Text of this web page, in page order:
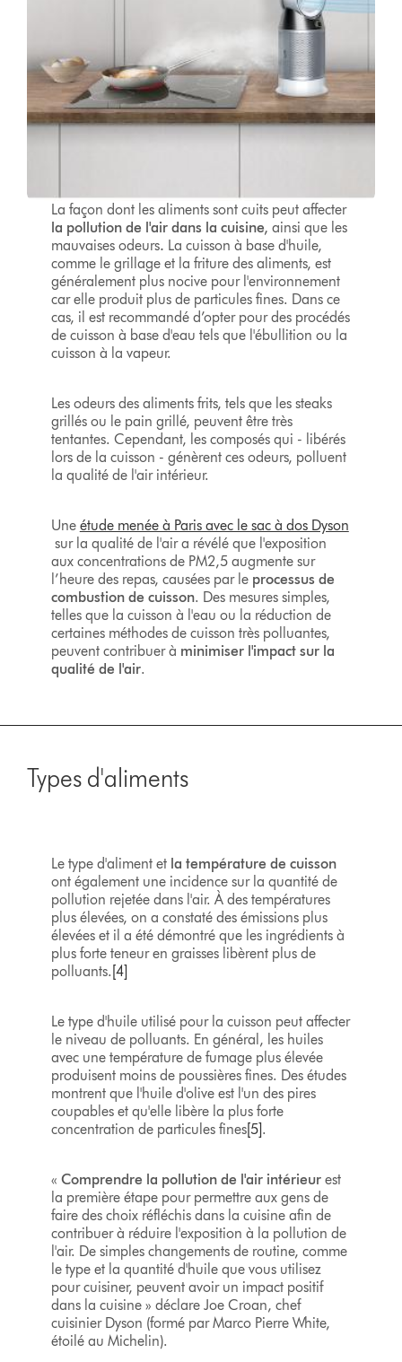
La façon dont les aliments sont cuits peut affecter
la pollution de l'air dans la cuisine, ainsi que les
mauvaises odeurs. La cuisson à base d'huile,
comme le grillage et la friture des aliments, est
généralement plus nocive pour l'environnement
car elle produit plus de particules fines. Dans ce
cas, il est recommandé d’opter pour des procédés
de cuisson à base d'eau tels que l'ébullition ou la
cuisson à la vapeur.
Les odeurs des aliments frits, tels que les steaks
grillés ou le pain grillé, peuvent être très
tentantes. Cependant, les composés qui - libérés
lors de la cuisson - génèrent ces odeurs, polluent
la qualité de l'air intérieur.
Une étude menée à Paris avec le sac à dos Dyson
sur la qualité de l'air a révélé que l'exposition
aux concentrations de PM2,5 augmente sur
l’heure des repas, causées par le processus de
combustion de cuisson. Des mesures simples,
telles que la cuisson à l'eau ou la réduction de
certaines méthodes de cuisson très polluantes,
peuvent contribuer à minimiser l'impact sur la
qualité de l'air.
Types d'aliments
Le type d'aliment et la température de cuisson
ont également une incidence sur la quantité de
pollution rejetée dans l'air. À des températures
plus élevées, on a constaté des émissions plus
élevées et il a été démontré que les ingrédients à
plus forte teneur en graisses libèrent plus de
polluants. [4]
Le type d'huile utilisé pour la cuisson peut affecter
le niveau de polluants. En général, les huiles
avec une température de fumage plus élevée
produisent moins de poussières fines. Des études
montrent que l'huile d'olive est l'un des pires
coupables et qu'elle libère la plus forte
concentration de particules fines[5].
« Comprendre la pollution de l'air intérieurest
la première étape pour permettre aux gens de
faire des choix réfléchis dans la cuisine afin de
contribuer à réduire l'exposition à la pollution de
l'air. De simples changements de routine, comme
le type et la quantité d'huile que vous utilisez
pour cuisiner, peuvent avoir un impact positif
dans la cuisine » déclare Joe Croan, chef
cuisinier Dyson (formé par Marco Pierre White,
étoilé au Michelin).